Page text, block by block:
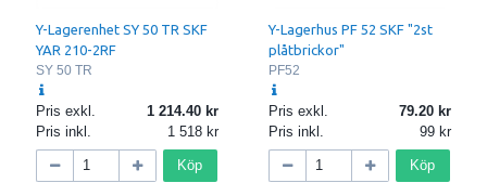
Y-Lagerenhet SY 50 TR SKF
YAR 210-2RF
SY 50 TR
Pris exkl.
1 214.40
Pris inkl.
1 518
Köp
Y-Lagerhus PF 52 SKF "2st
plåtbrickor"
PF52
Pris exkl.
79.20
Pris inkl.
99
Köp